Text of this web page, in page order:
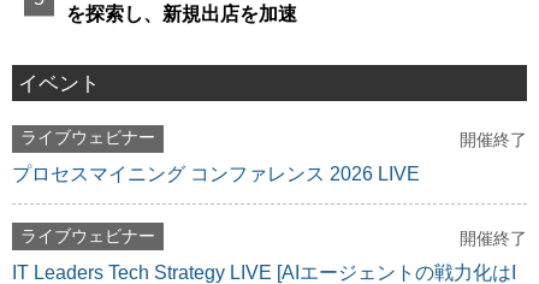
を探索し、新規出店を加速
イベント
ライブウェビナー 開催終了
プロセスマイニング コンファレンス 2026 LIVE
ライブウェビナー 開催終了
IT Leaders Tech Strategy LIVE [AIエージェントの戦力化はI